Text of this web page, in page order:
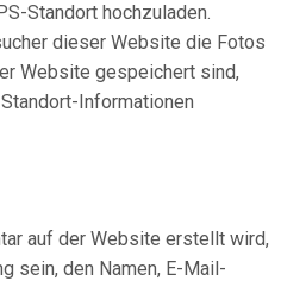
Standort hochzuladen.
dieser Website die Fotos
Website gespeichert sind,
Informationen
auf der Website erstellt wird,
sein, den Namen, E-Mail-